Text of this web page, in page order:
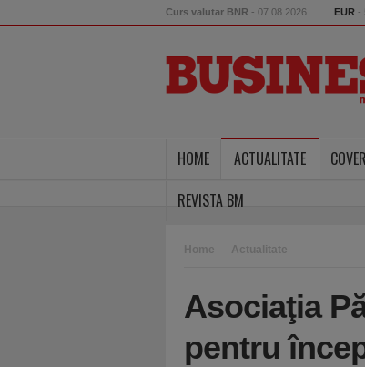
Curs valutar BNR - 07.08.2026 EUR -
HOME ACTUALITATE
REVISTA BM
Home Actualitate
Asociaţia
pentru